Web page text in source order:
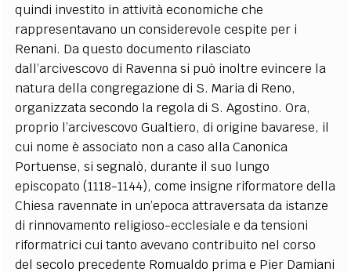
quindi investito in attività economiche che
rappresentavano un considerevole cespite per i
Renani. Da questo documento rilasciato
dall’arcivescovo di Ravenna si può inoltre evincere la
natura della congregazione di S. Maria di Reno,
organizzata secondo la regola di S. Agostino. Ora,
proprio l’arcivescovo Gualtiero, di origine bavarese, il
cui nome è associato non a caso alla Canonica
Portuense, si segnalò, durante il suo lungo
episcopato (1118-1144), come insigne riformatore della
Chiesa ravennate in un’epoca attraversata da istanze
di rinnovamento religioso-ecclesiale e da tensioni
riformatrici cui tanto avevano contribuito nel corso
del secolo precedente Romualdo prima e Pier Damiani